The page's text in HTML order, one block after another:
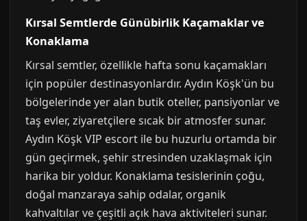
Kırsal Semtlerde Günübirlik Kaçamaklar ve
Konaklama
Kırsal semtler, özellikle hafta sonu kaçamakları
için popüler destinasyonlardır. Aydın Köşk'ün bu
bölgelerinde yer alan butik oteller, pansiyonlar ve
taş evler, ziyaretçilere sıcak bir atmosfer sunar.
Aydın Köşk VIP escort ile bu huzurlu ortamda bir
gün geçirmek, şehir stresinden uzaklaşmak için
harika bir yoldur. Konaklama tesislerinin çoğu,
doğal manzaraya sahip odalar, organik
kahvaltılar ve çeşitli açık hava aktiviteleri sunar.